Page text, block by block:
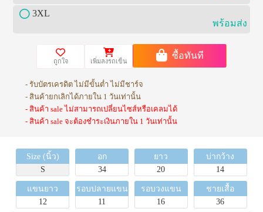
3XL
พร้อมส่ง
ถูกใจ เพิ่มลงรถเข็น
ซื้อทันที
- รับบัตรเครดิต ไม่มีขั้นต่ำ ไม่มีชาร์จ
- สินค้ายกเลิกได้ภายใน 1 วันเท่านั้น
- สินค้า sale ไม่สามารถเปลี่ยนไซส์หรือเคลมได้
- สินค้า sale จะต้องชำระเงินภายใน 1 วันเท่านั้น
Size (นิ้ว)
S
อก
34
ยาว
20
บ่ากว้าง
14
แขนยาว
12
รอบปลายแขน
11
รอบวงแขน
16
ชายเสื้อ
36